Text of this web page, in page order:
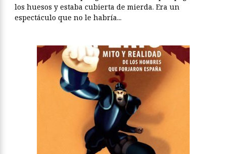
los huesos y estaba cubierta de mierda. Era un
espectáculo que no le habría...